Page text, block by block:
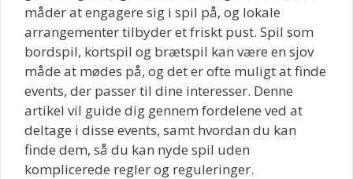
måder at engagere sig i spil på, og lokale
arrangementer tilbyder et friskt pust. Spil som
bordspil, kortspil og brætspil kan være en sjov
måde at mødes på, og det er ofte muligt at finde
events, der passer til dine interesser. Denne
artikel vil guide dig gennem fordelene ved at
deltage i disse events, samt hvordan du kan
finde dem, så du kan nyde spil uden
komplicerede regler og reguleringer.